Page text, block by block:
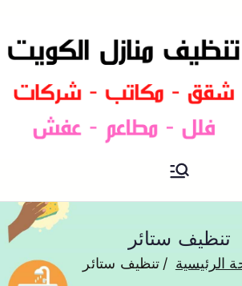
شركة تنظيف منازل و شقق في
تنظيف ستائر
الرئيسية تنظيف ستائر